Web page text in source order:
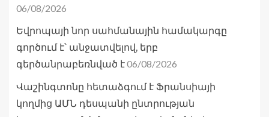
06/08/2026
Եվրոպայի նոր սահմանային համակարգը
գործում է՝ անջատվելով, երբ
գերծանրաբեռնված է06/08/2026
Վաշինգտոնը հետաձգում է Ֆրանսիայի
կողմից ԱՄՆ դեսպանի ընտրության